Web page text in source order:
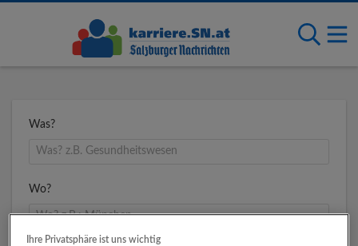
Was?
Wo?
Ihre Privatsphäre ist uns wichtig